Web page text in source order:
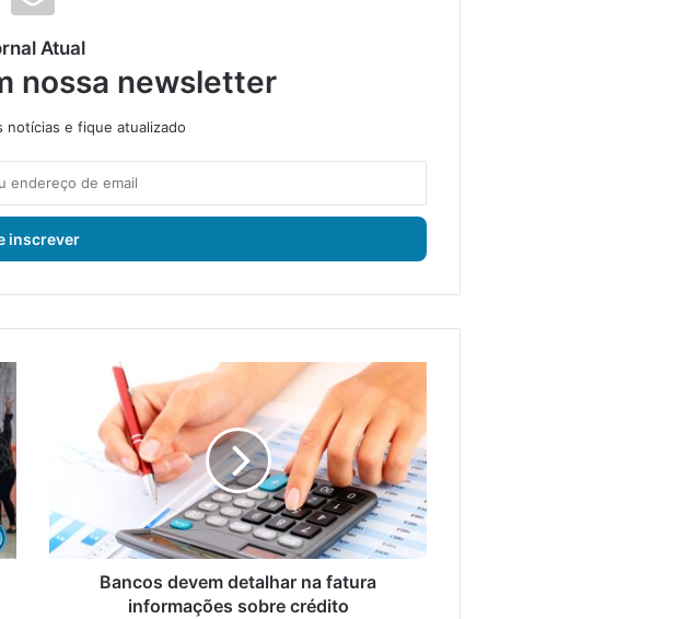
Atual
nossa newsletter
notícias e fique atualizado
d
e
v
Bancos devem detalhar na fatura
informações sobre crédito